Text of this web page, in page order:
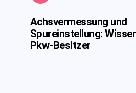
Achsvermessung und
Spureinstellung:
Pkw-Besitzer